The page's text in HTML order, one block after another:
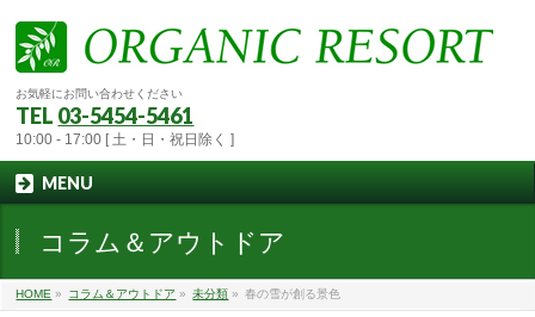
お気軽にお問い合わせください
TEL 03-5454-5461
10:00 - 17:00 [ 土・日・祝日除く ]
MENU
コラム＆アウトドア
HOME » コラム＆アウトドア » 未分類 » 春の雪が創る景色